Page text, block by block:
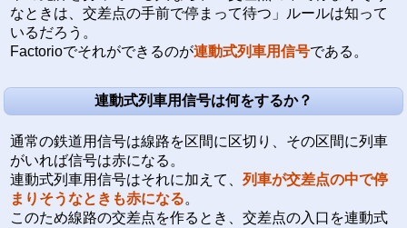
なときは、交差点の手前で停まって待つ」ルールは知って
いるだろう。
Factorioでそれができるのが連動式列車用信号である。
連動式列車用信号は何をするか？
通常の鉄道用信号は線路を区間に区切り、その区間に列車
がいれば信号は赤になる。
連動式列車用信号はそれに加えて、列車が交差点の中で停
まりそうなときも赤になる。
このため線路の交差点を作るとき、交差点の入口を連動式